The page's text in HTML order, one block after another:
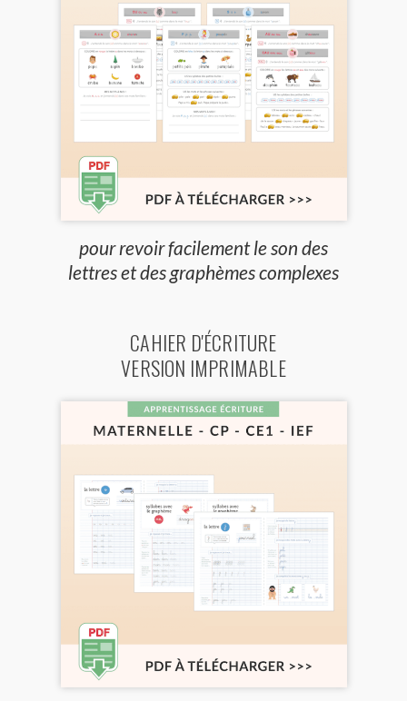
pour revoir facilement le son des
lettres et des graphèmes complexes
CAHIER D'ÉCRITURE
VERSION IMPRIMABLE